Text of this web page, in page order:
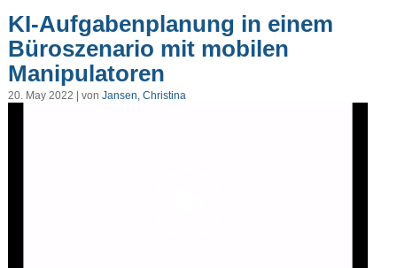
KI-Aufgabenplanung in einem
Büroszenario mit mobilen
Manipulatoren
20. May 2022 | von Jansen, Christina